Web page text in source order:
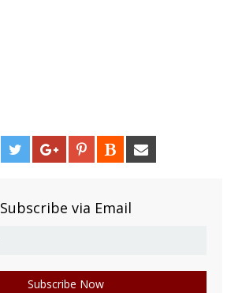
Subscribe via Email